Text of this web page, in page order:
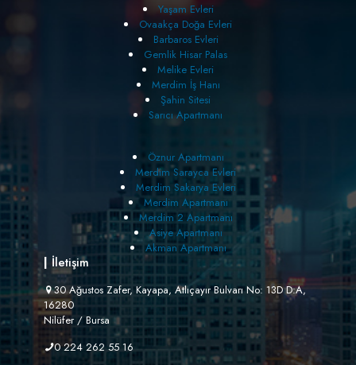
Yaşam Evleri
Ovaakça Doğa Evleri
Barbaros Evleri
Gemlik Hisar Palas
Melike Evleri
Merdim İş Hanı
Şahin Sitesi
Sarıcı Apartmanı
Öznur Apartmanı
Merdim Sarayca Evleri
Merdim Sakarya Evleri
Merdim Apartmanı
Merdim 2 Apartmanı
Asiye Apartmanı
Akman Apartmanı
| İletişim
30 Ağustos Zafer, Kayapa, Atlıçayır Bulvarı No: 13D D:A,
16280
Nilüfer / Bursa
0 224 262 55 16